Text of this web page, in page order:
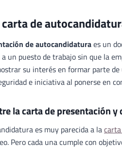
carta de
de autocandidaturaes un
un puesto de trabajo sin que la
su interés en formar parte
e iniciativa al ponerse en
la carta de presentación
es muy parecida a la
Pero cada una cumple con